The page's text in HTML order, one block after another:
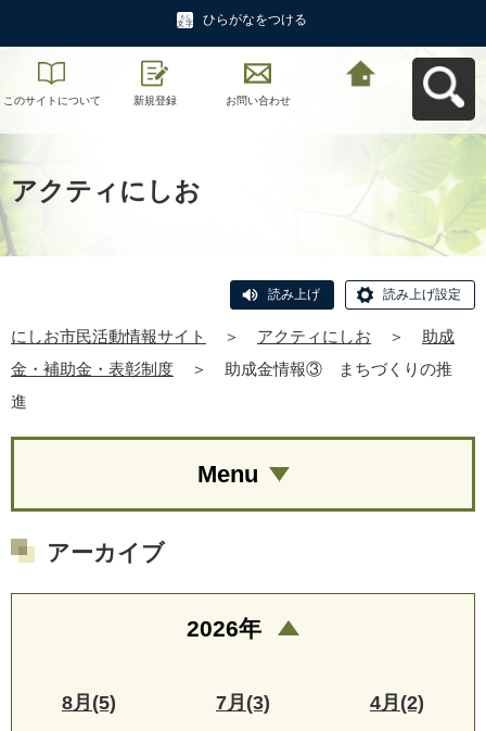
ひらがなをつける
このサイトについて 新規登録 お問い合わせ
アクティにしお
読み上げ 読み上げ設定
にしお市民活動情報サイト ＞ アクティにしお ＞
助成
金・補助金・表彰制度
＞
助成金情報③ まちづくりの推
進
Menu
アーカイブ
2026年
8月(5) 7月(3) 4月(2)